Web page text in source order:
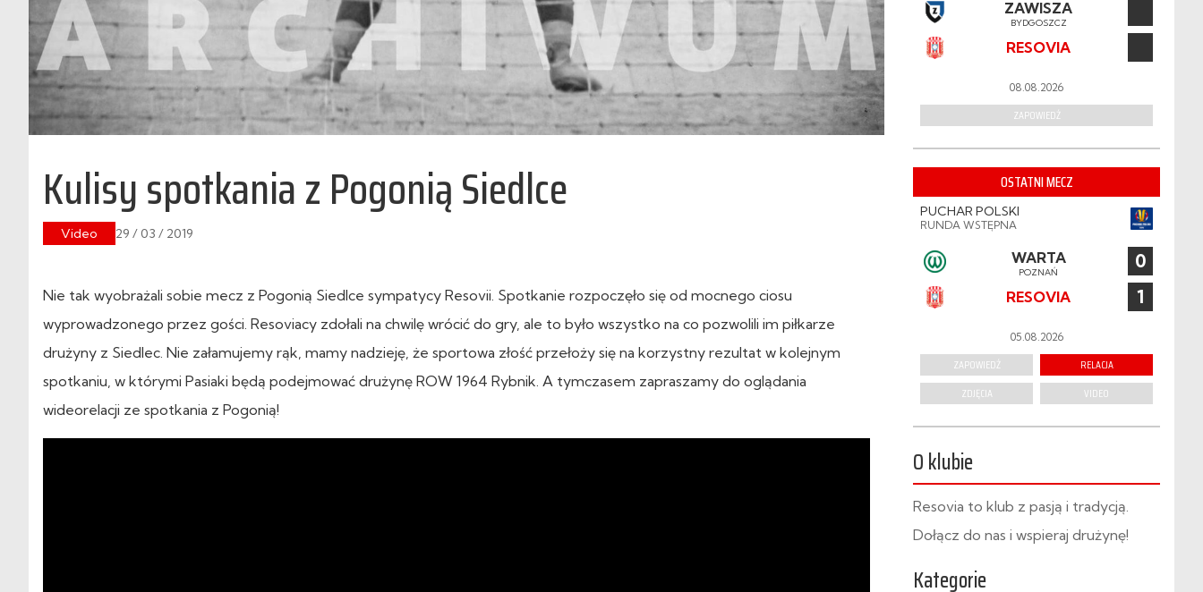
Kulisy spotkania z Pogonią Siedlce
Video 29 / 03 / 2019
Nie tak wyobrażali sobie mecz z Pogonią Siedlce sympatycy Resovii. Spotkanie rozpoczęło się od mocnego ciosu
wyprowadzonego przez gości. Resoviacy zdołali na chwilę wrócić do gry, ale to było wszystko na co pozwolili im piłkarze
drużyny z Siedlec. Nie załamujemy rąk, mamy nadzieję, że sportowa złość przełoży się na korzystny rezultat w kolejnym
spotkaniu, w którymi Pasiaki będą podejmować drużynę ROW 1964 Rybnik. A tymczasem zapraszamy do oglądania
wideorelacji ze spotkania z Pogonią!
ZAWISZA
BYDGOSZCZ
RESOVIA
08.08.2026
ZAPOWIEDŹ
OSTATNI MECZ
PUCHAR POLSKI
RUNDA WSTĘPNA
WARTA
POZNAŃ 0
RESOVIA 1
05.08.2026
ZAPOWIEDŹ
RELACJA
ZDJĘCIA
VIDEO
O klubie
Resovia to klub z pasją i tradycją.
Dołącz do nas i wspieraj drużynę!
Kategorie